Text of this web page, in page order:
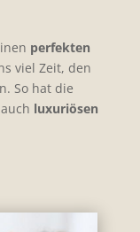
perfekten
viel Zeit, den
So hat die
luxuriösen